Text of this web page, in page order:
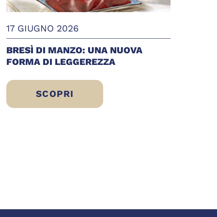
17 GIUGNO 2026
BRESÌ DI MANZO: UNA NUOVA
FORMA DI LEGGEREZZA
SCOPRI
BRESÌ DI MANZO: UNA NUOVA FORMA